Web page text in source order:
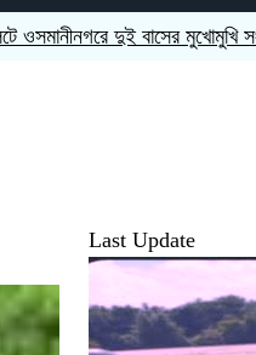
দুই বাসের মুখোমুখি সংঘর্ষে ৯জনের
Last Update